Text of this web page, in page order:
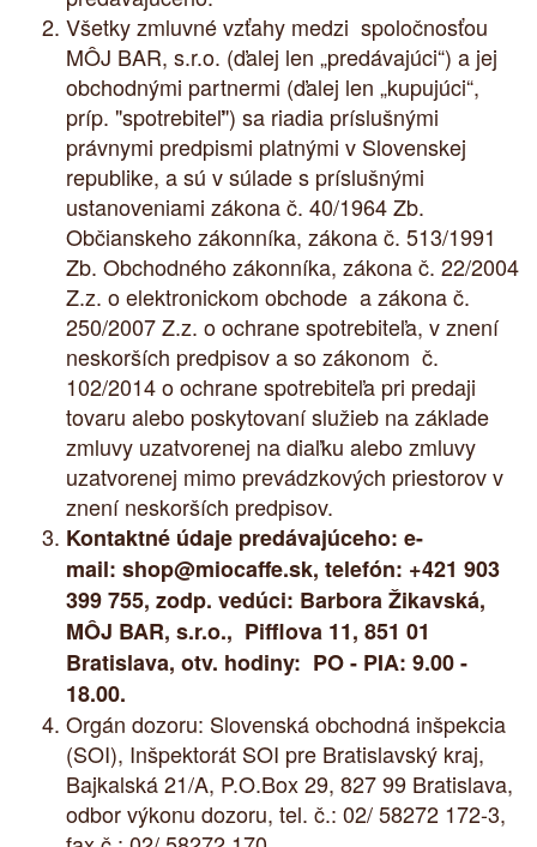
Všetky zmluvné vzťahy medzi spoločnosťou
MÔJ BAR, s.r.o. (ďalej len „predávajúci“) a jej
obchodnými partnermi (ďalej len „kupujúci“,
príp. "spotrebiteľ") sa riadia príslušnými
právnymi predpismi platnými v Slovenskej
republike, a sú v súlade s príslušnými
ustanoveniami zákona č. 40/1964 Zb.
Občianskeho zákonníka, zákona č. 513/1991
Zb. Obchodného zákonníka, zákona č. 22/2004
Z.z. o elektronickom obchode a zákona č.
250/2007 Z.z. o ochrane spotrebiteľa, v znení
neskorších predpisov a so zákonom č.
102/2014 o ochrane spotrebiteľa pri predaji
tovaru alebo poskytovaní služieb na základe
zmluvy uzatvorenej na diaľku alebo zmluvy
uzatvorenej mimo prevádzkových priestorov v
znení neskorších predpisov.
Kontaktné údaje predávajúceho: e-
mail: shop@miocaffe.sk, telefón: +421 903
399 755, zodp. vedúci: Barbora Žikavská,
MÔJ BAR, s.r.o., Pifflova 11, 851 01
Bratislava, otv. hodiny: PO - PIA: 9.00 -
18.00.
Orgán dozoru: Slovenská obchodná inšpekcia
(SOI), Inšpektorát SOI pre Bratislavský kraj,
Bajkalská 21/A, P.O.Box 29, 827 99 Bratislava,
odbor výkonu dozoru, tel. č.: 02/ 58272 172-3,